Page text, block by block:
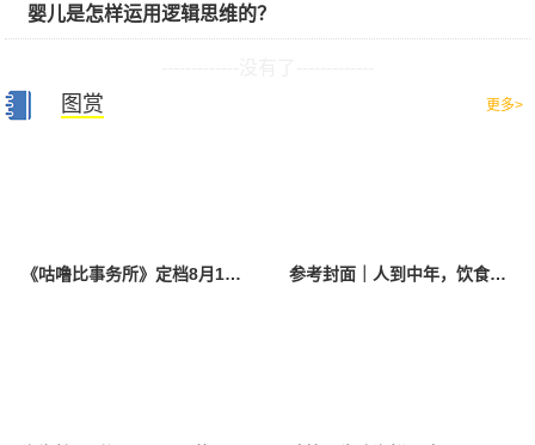
婴儿是怎样运用逻辑思维的？
图赏 更多>
《咕噜比事务所》定档8月10日 聚焦儿童情绪教育助力健康成长 参考封面｜人到中年，饮食该如何调整？